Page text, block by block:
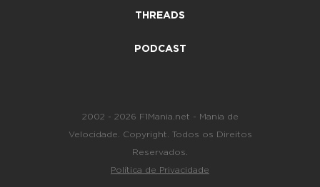
THREADS
PODCAST
2002 - 2026 F1Mania.net - Mania de
Velocidade. Copyright. Todos os Direitos
Reservados.
Política de Privacidade